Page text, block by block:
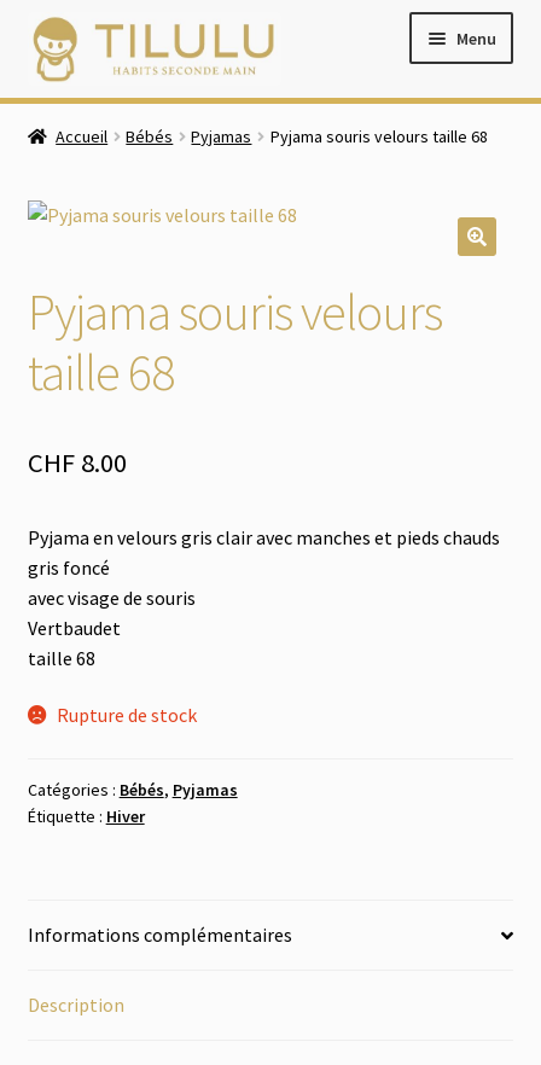
Aller
à
la
Aller
au
contenu
Menu
Ouvrir
Filles
Garçons
Tout à 2.-
Les Imparfaits
Accueil Bébés Pyjamas Pyjama souris velours taille 68
Pyjama souris velours
taille 68
CHF8.00
Pyjama en velours gris clair avec manches et pieds chauds
gris foncé
avec visage de souris
Vertbaudet
taille 68
Rupture de stock
Catégories : Bébés, Pyjamas
Étiquette : Hiver
Informations complémentaires
Description